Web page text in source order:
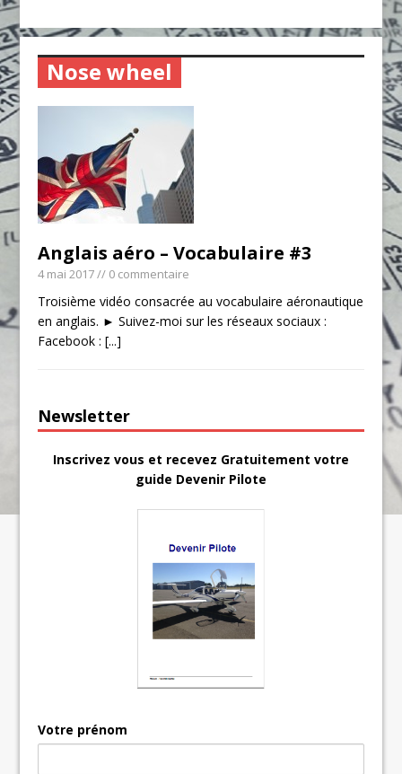
Nose wheel
Anglais aéro – Vocabulaire #3
4 mai 2017// 0 commentaire
Troisième vidéo consacrée au vocabulaire aéronautique
en anglais. ► Suivez-moi sur les réseaux sociaux :
Facebook :[...]
Newsletter
Inscrivez vous et recevez Gratuitement votre
guide Devenir Pilote
Votre prénom